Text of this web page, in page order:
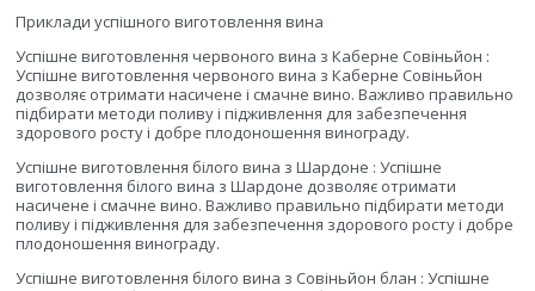
Приклади успішного виготовлення вина
Успішне виготовлення червоного вина з Каберне Совіньйон :
Успішне виготовлення червоного вина з Каберне Совіньйон
дозволяє отримати насичене і смачне вино. Важливо правильно
підбирати методи поливу і підживлення для забезпечення
здорового росту і добре плодоношення винограду.
Успішне виготовлення білого вина з Шардоне : Успішне
виготовлення білого вина з Шардоне дозволяє отримати
насичене і смачне вино. Важливо правильно підбирати методи
поливу і підживлення для забезпечення здорового росту і добре
плодоношення винограду.
Успішне виготовлення білого вина з Совіньйон блан : Успішне